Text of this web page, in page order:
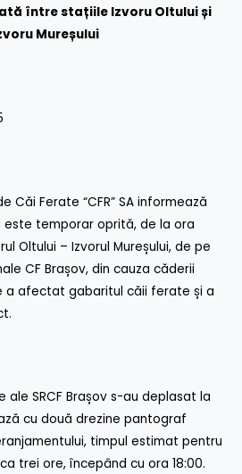
între stațiile Izvoru Oltului și
Mureșului
Căi Ferate “CFR” SA informează
temporar oprită, de la ora
Oltului – Izvorul Mureșului, de pe
CF Brașov, din cauza căderii
a afectat gabaritul căii ferate și a
ale SRCF Brașov s-au deplasat la
cu două drezine pantograf
timpul estimat pentru
trei ore, începând cu ora 18:00.